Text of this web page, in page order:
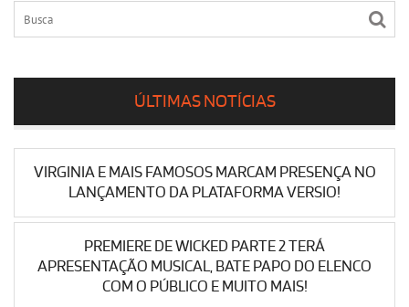
ÚLTIMAS NOTÍCIAS
VIRGINIA E MAIS FAMOSOS MARCAM PRESENÇA NO
LANÇAMENTO DA PLATAFORMA VERSIO!
PREMIERE DE WICKED PARTE 2 TERÁ
APRESENTAÇÃO MUSICAL, BATE PAPO DO ELENCO
COM O PÚBLICO E MUITO MAIS!